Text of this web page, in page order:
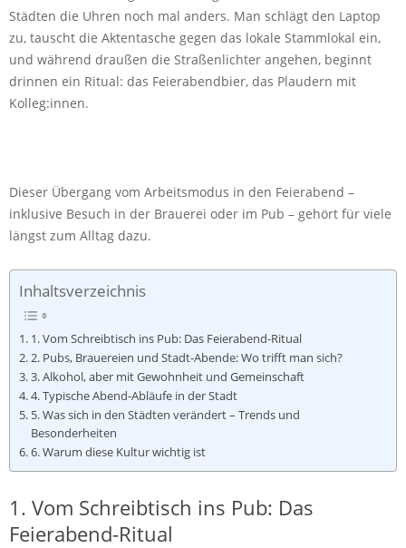
Städten die Uhren noch mal anders. Man schlägt den Laptop
zu, tauscht die Aktentasche gegen das lokale Stammlokal ein,
und während draußen die Straßenlichter angehen, beginnt
drinnen ein Ritual: das Feierabendbier, das Plaudern mit
Kolleg:innen.
Dieser Übergang vom Arbeitsmodus in den Feierabend –
inklusive Besuch in der Brauerei oder im Pub – gehört für viele
längst zum Alltag dazu.
Inhaltsverzeichnis
1. Vom Schreibtisch ins Pub: Das Feierabend-Ritual
2. Pubs, Brauereien und Stadt-Abende: Wo trifft man sich?
3. Alkohol, aber mit Gewohnheit und Gemeinschaft
4. Typische Abend-Abläufe in der Stadt
5. Was sich in den Städten verändert – Trends und
Besonderheiten
6. Warum diese Kultur wichtig ist
1. Vom Schreibtisch ins Pub: Das
Feierabend-Ritual